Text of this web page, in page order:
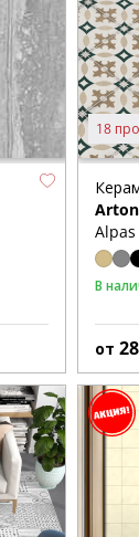
18
Arton
В
от